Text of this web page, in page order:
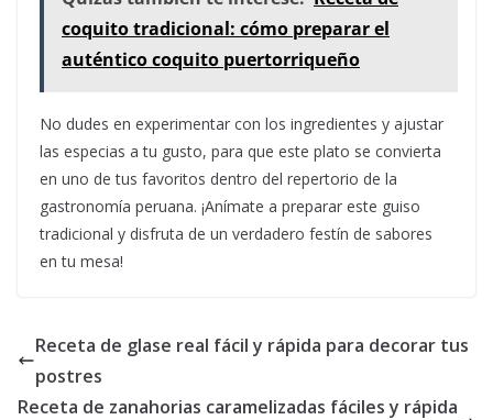
coquito tradicional: cómo preparar el
auténtico coquito puertorriqueño
No dudes en experimentar con los ingredientes y ajustar
las especias a tu gusto, para que este plato se convierta
en uno de tus favoritos dentro del repertorio de la
gastronomía peruana. ¡Anímate a preparar este guiso
tradicional y disfruta de un verdadero festín de sabores
en tu mesa!
Receta de glase real fácil y rápida para decorar tus
postres
Receta de zanahorias caramelizadas fáciles y rápida